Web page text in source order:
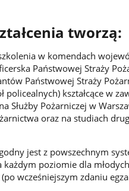
tworzą:
w komendach
Państwowej Straży
Państwowej Straży
policealnych) kształcące w
Służby Pożarniczej w
oraz na studiach
jest z powszechnym
poziomie dla
wcześniejszym zdaniu